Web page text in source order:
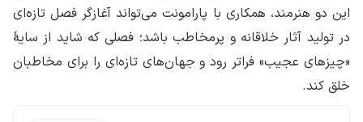
این دو هنرمند، همکاری با پارامونت می‌تواند آغازگر فصل تازه‌ای
در تولید آثار خلاقانه و پرمخاطب باشد؛ فصلی که شاید از سایهٔ
«چیزهای عجیب» فراتر رود و جهان‌های تازه‌ای را برای مخاطبان
خلق کند.